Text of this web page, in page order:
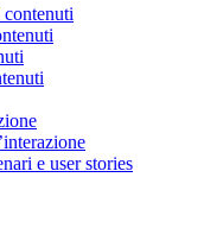
e user stories